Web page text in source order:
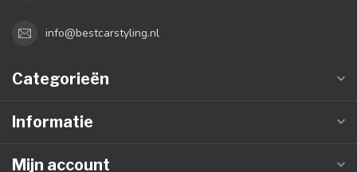
info@bestcarstyling.nl
Categorieën
Informatie
Mijn account